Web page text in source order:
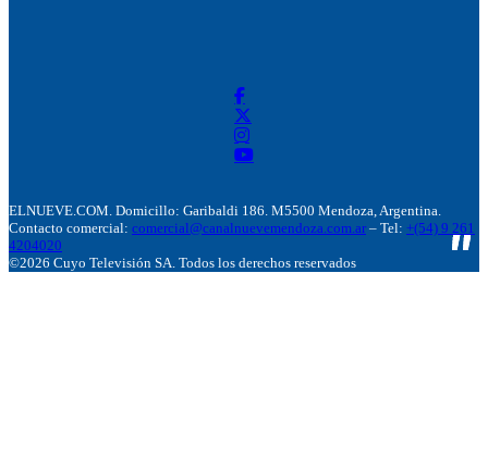
ELNUEVE.COM. Domicillo: Garibaldi 186. M5500 Mendoza, Argentina.
Contacto comercial: comercial@canalnuevemendoza.com.ar – Tel: +(54) 9 261
4204020
©2026 Cuyo Televisión SA. Todos los derechos reservados